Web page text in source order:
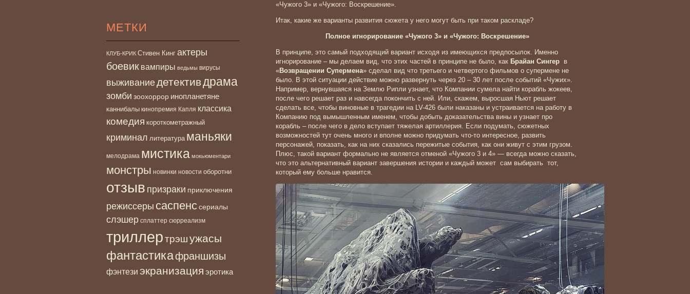
МЕТКИ
КЛУБ-КРИК Стивен Кинг актеры
боевик вампиры ведьмы вирусы
выживаниедетективдрама
зомби зоохоррор инопланетяне
каннибалы кинопремия Капля классика
комедия короткометражный
криминал литература маньяки
мелодрама мистика мокьюментари
монстры новинки новости оборотни
отзыв призраки приключения
режиссеры саспенссериалы
слэшер сплаттер сюрреализм
триллертрэшужасы
фантастикафраншизы
фэнтези экранизация эротика
«Чужого 3» и «Чужого: Воскрешение».
Итак, какие же варианты развития сюжета у него могут быть при таком раскладе?
Полное игнорирование «Чужого 3» и «Чужого: Воскрешение»
В принципе, это самый подходящий вариант исходя из имеющихся предпосылок. Именно
игнорирование – мы делаем вид, что этих частей в принципе не было, как Брайан Сингер в
«Возвращении Супермена» сделал вид что третьего и четвертого фильмов о супермене не
было. В этой ситуации действие можно развернуть через 20 – 30 лет после событий «Чужих».
Например, вернувшаяся на Землю Рипли узнает, что Компании сумела найти корабль жокеев,
после чего решает раз и навсегда покончить с ней. Или, скажем, выросшая Ньют решает
сделать все, чтобы виновные в трагедии на LV-426 были наказаны и устраивается на работу в
Компанию под вымышленным именем, чтобы добыть доказательства вины и узнает про
корабль – после чего в дело вступает тяжелая артиллерия. Если подумать, сюжетных
возможностей тут очень много и вполне можно придумать что-то интересное, развить
персонажей, показать, как на них сказались пережитые события, как они живут с этим грузом.
Плюс, такой вариант формально не является отменой «Чужого 3 и 4» — всегда можно сказать,
что это альтернативный вариант завершения истории и каждый может сам выбирать тот,
который ему больше нравится.